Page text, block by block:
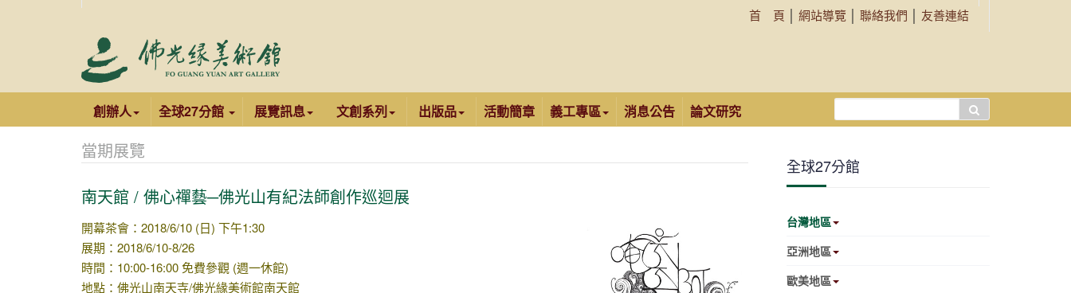
首 頁 網站導覽 聯絡我們 友善連結
創辦人 全球27分館 展覽訊息 文創系列 出版品 活動簡章 義工專區 消息公告 論文研究
尋...
當期展覽
南天館 / 佛心禪藝─佛光山有紀法師創作巡迴展
開幕茶會：2018/6/10 (日) 下午1:30
展期：2018/6/10-8/26
時間：10:00-16:00 免費參觀 (週一休館)
地點：佛光山南天寺/佛光緣美術館南天館
全球27分館
台灣地區
亞洲地區
歐美地區